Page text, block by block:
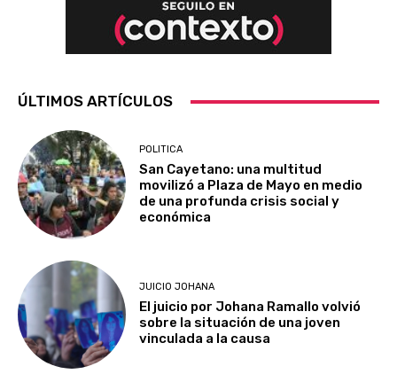
ÚLTIMOS ARTÍCULOS
POLITICA
San Cayetano: una multitud
movilizó a Plaza de Mayo en medio
de una profunda crisis social y
económica
JUICIO JOHANA
El juicio por Johana Ramallo volvió
sobre la situación de una joven
vinculada a la causa